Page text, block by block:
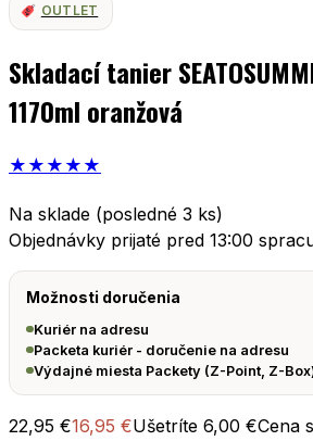
OUTLET
Skladací tanier
1170ml oranžová
★ ★ ★ ★ ★
Na sklade (posledné 3 ks)
Objednávky prijaté pred 13:00
Možnosti doručenia
Kuriér na adresu
Packeta kuriér - doručenie na adresu
Výdajné miesta Packety (Z-Point, Z-
22,95 €16,95 €Ušetríte 6,00 €Cena